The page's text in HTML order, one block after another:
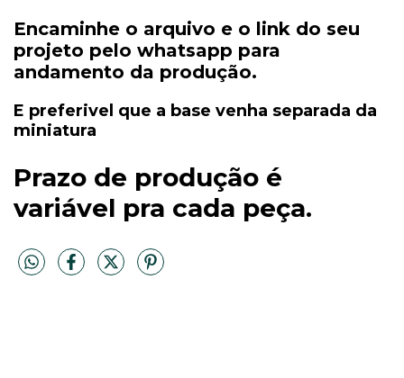
Encaminhe o arquivo e o link do seu
projeto pelo whatsapp para
andamento da produção.
E preferivel que a base venha separada da
miniatura
Prazo de produção é
variável pra cada peça.